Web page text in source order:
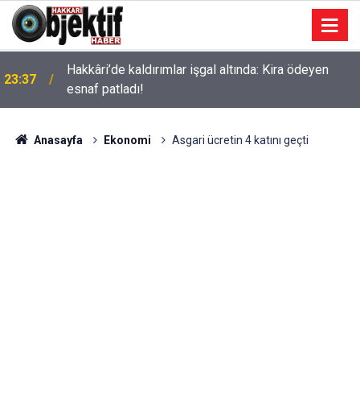
23:37
Hakkâri’de kaldırımlar işgal altında: Kira ödeyen
esnaf patladı!
Anasayfa Ekonomi Asgari ücretin 4 katını geçti